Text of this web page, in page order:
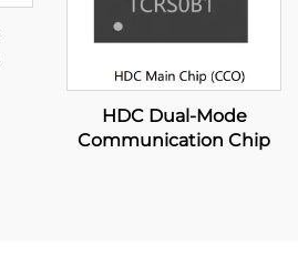
HDC Dual-Mode
Communication Chip